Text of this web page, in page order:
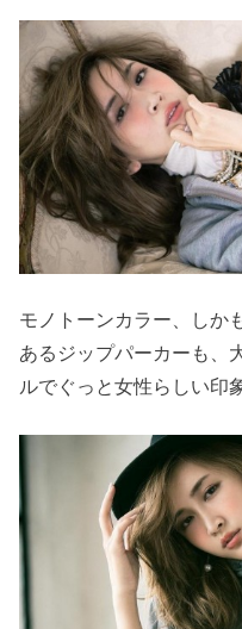
モノトーンカラー、しか
あるジップパーカーも、
ルでぐっと女性らしい印